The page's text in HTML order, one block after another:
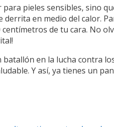
pieles sensibles, sino
en medio del calor.
de tu cara. No
en la lucha contra
Y así, ya tienes un